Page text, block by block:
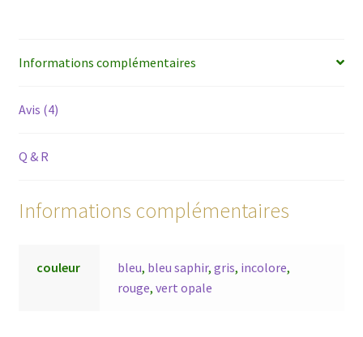
Informations complémentaires
Avis (4)
Q & R
Informations complémentaires
couleur bleu, bleu saphir,gris, incolore,
rouge,vert opale